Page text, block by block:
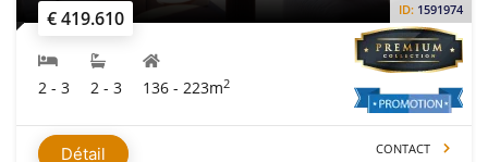
€ 419.610 ID: 1591974
2 - 3 2 - 3 136 - 223m2
Détail CONTACT